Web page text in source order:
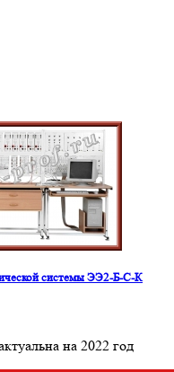
системы ЭЭ2-Б-С-К
на 2022 год